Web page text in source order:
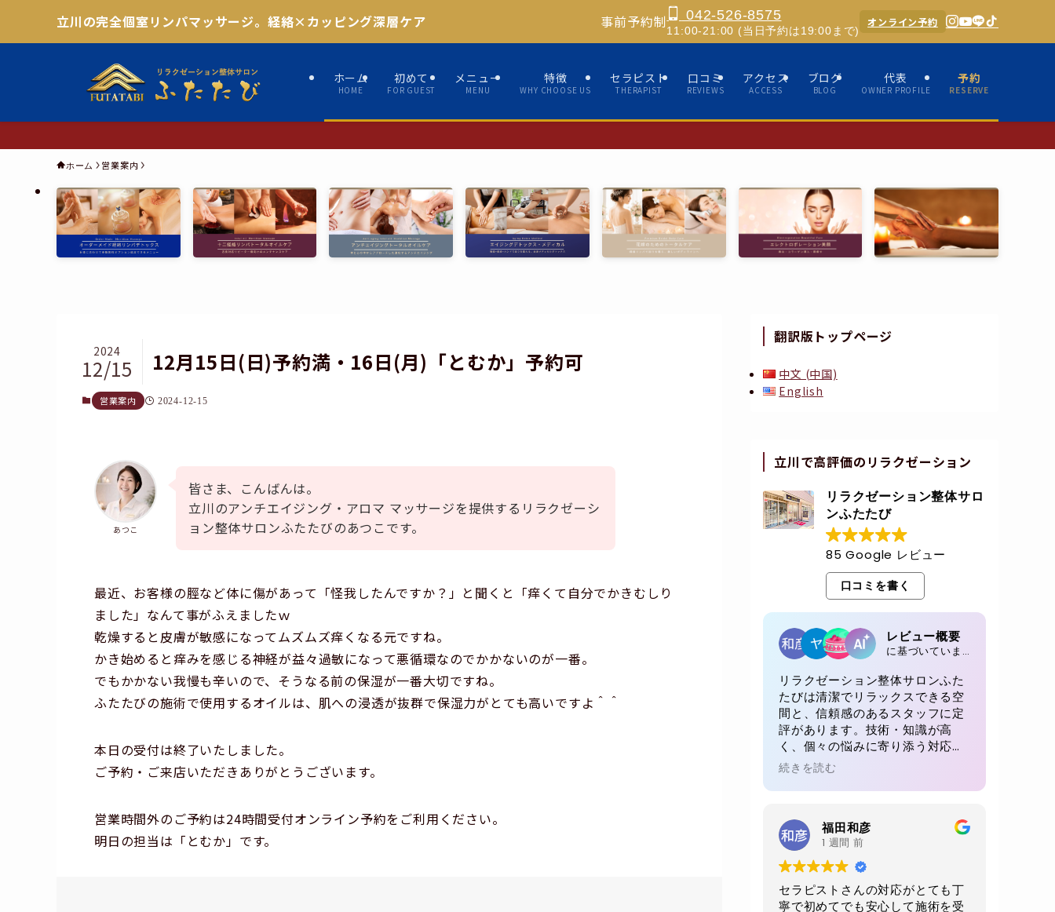
立川の完全個室リンパマッサージ。経絡×カッピング深層ケア 事前予約制 042-526-8575
11:00-21:00 (当日予約は19:00まで)
オンライン予約
ホーム
HOME
初めて
FOR GUEST
メニュー
MENU
特徴
WHY CHOOSE US
セラピスト
THERAPIST
口コミ
REVIEWS
アクセス
ACCESS
ブログ
BLOG
代表
OWNER PROFILE
予約
RESERVE
ホーム 営業案内
12月15日(日)予約満・16日(月)「とむか」予約可
2024
12/15
営業案内 2024-12-15
あつこ
皆さま、こんばんは。
立川のアンチエイジング・アロマ マッサージを提供するリラクゼーシ
ョン整体サロンふたたびのあつこです。
最近、お客様の脛など体に傷があって「怪我したんですか？」と聞くと「痒くて自分でかきむしり
ました」なんて事がふえましたｗ
乾燥すると皮膚が敏感になってムズムズ痒くなる元ですね。
かき始めると痒みを感じる神経が益々過敏になって悪循環なのでかかないのが一番。
でもかかない我慢も辛いので、そうなる前の保湿が一番大切ですね。
ふたたびの施術で使用するオイルは、肌への浸透が抜群で保湿力がとても高いですよ＾＾
本日の受付は終了いたしました。
ご予約・ご来店いただきありがとうございます。
営業時間外のご予約は24時間受付オンライン予約をご利用ください。
明日の担当は「とむか」です。
翻訳版トップページ
中文 (中国)
English
立川で高評価のリラクゼーション
リラクゼーション整体サロ
ンふたたび
85 Google レビュー
口コミを書く
レビュー概要
に基づいています 85 レビュー
リラクゼーション整体サロンふた
たびは清潔でリラックスできる空
間と、信頼感のあるスタッフに定
評があります。技術・知識が高
く、個々の悩みに寄り添う対応が
魅力。初回でも、毎回でも満足感
が得られると多くの方が絶賛。リ
ピート率が高い理由が感じられる
続きを読む
福田和彦
1 週間 前
セラピストさんの対応がとても丁
寧で初めてでも安心して施術を受